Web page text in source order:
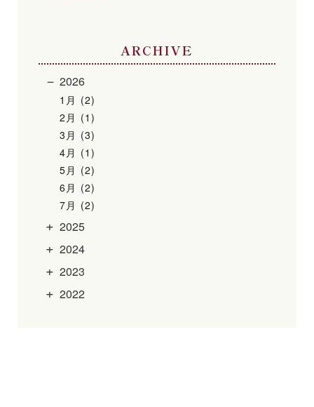
ARCHIVE
2026
1月 (2)
2月 (1)
3月 (3)
4月 (1)
5月 (2)
6月 (2)
7月 (2)
2025
2024
2023
2022